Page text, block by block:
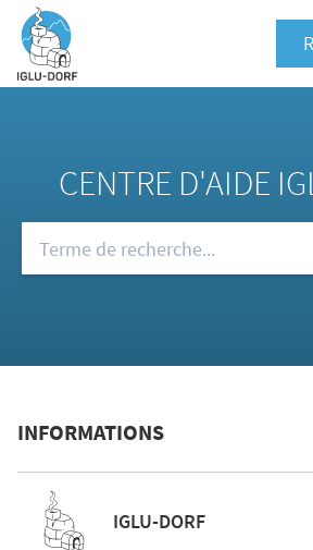
CENTRE D'AIDE
INFORMATIONS
IGLU-DORF